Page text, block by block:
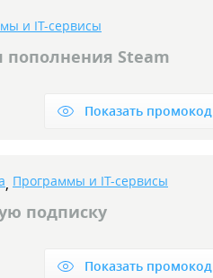
и IT-сервисы
пополнения Steam
Показать промокод
, Программы и IT-сервисы
подписку
Показать промокод